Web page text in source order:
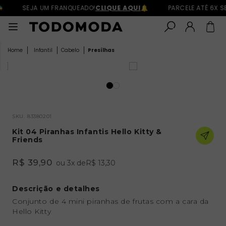
SEJA UM FRANQUEADO!CLIQUE AQUI PARCELE ATÉ 6X
Infantil Cabelo Presílhas
SKU. 83380201
Kit 04 Piranhas Infantis Hello Kitty &
Friends
R$ 39,90 ou3x deR$ 13,30
Descrição e detalhes
Conjunto de 4 mini piranhas de frutas com a cara da
Hello Kitty